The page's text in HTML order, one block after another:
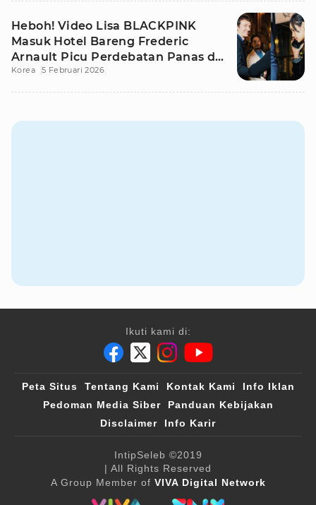
Heboh! Video Lisa BLACKPINK
Masuk Hotel Bareng Frederic
Arnault Picu Perdebatan Panas di
Medsos
Korea 5 Februari 2026
Ikuti kami di:
Peta Situs Tentang Kami Kontak Kami
Info Iklan
Pedoman Media Siber
Panduan Kebijakan
Disclaimer
Info Karir
IntipSeleb ©2019
| All Rights Reserved
A Group Member of VIVA Digital Network